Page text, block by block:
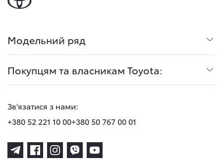
Модельний ряд
Покупцям та власникам Toyota:
Зв'язатися з нами:
+380 52 221 10 00+380 50 767 00 01